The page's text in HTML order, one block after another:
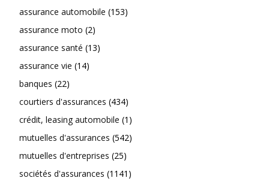
assurance automobile (153)
assurance moto (2)
assurance santé (13)
assurance vie (14)
banques (22)
courtiers d'assurances (434)
crédit, leasing automobile (1)
mutuelles d'assurances (542)
mutuelles d'entreprises (25)
sociétés d'assurances (1141)